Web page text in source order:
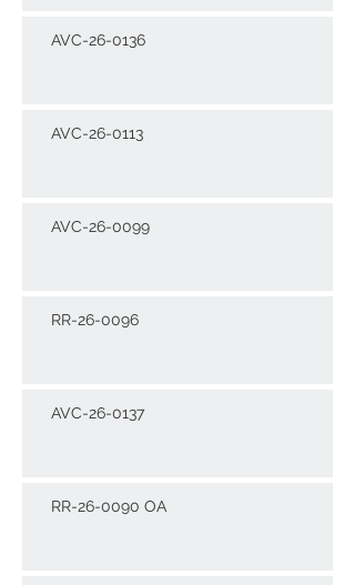
AVC-26-0136
AVC-26-0113
AVC-26-0099
RR-26-0096
AVC-26-0137
RR-26-0090 OA